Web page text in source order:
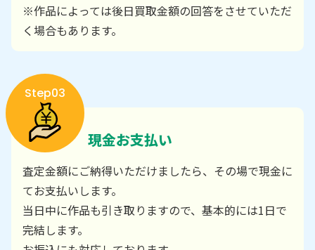
※作品によっては後日買取金額の回答をさせていただ
く場合もあります。
Step03
現金お支払い
査定金額にご納得いただけましたら、その場で現金に
てお支払いします。
当日中に作品も引き取りますので、基本的には1日で
完結します。